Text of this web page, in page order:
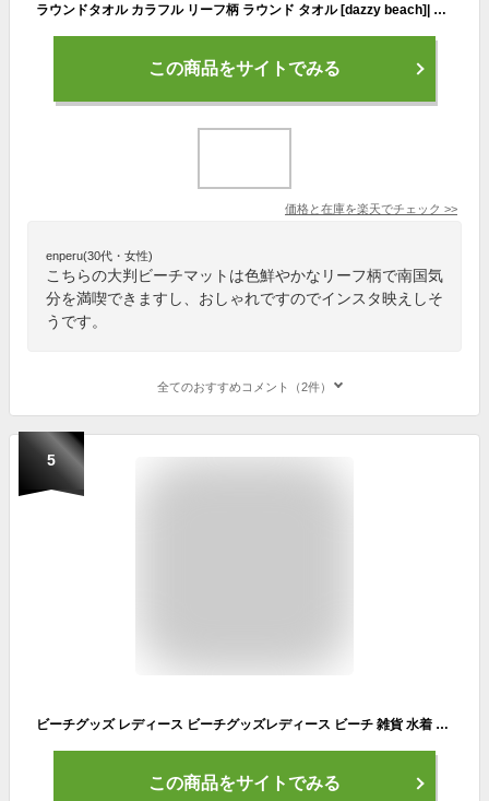
ラウンドタオル カラフル リーフ柄 ラウンド タオル [dazzy beach]| ラウンドビーチタオル ラウンド ビーチ マット ビーチタオル 大判 おしゃれ ビーチマット バスタオル ブランケット レディース 2020 水着 大人 女性
この商品をサイトでみる
価格と在庫を楽天でチェック >>
enperu(30代・女性)
こちらの大判ビーチマットは色鮮やかなリーフ柄で南国気
分を満喫できますし、おしゃれですのでインスタ映えしそ
うです。
全てのおすすめコメント（2件）
5
ビーチグッズ レディース ビーチグッズレディース ビーチ 雑貨 水着 セクシー エロ キャバ水着 キャバ SNS映え ビーチマット かわいい インスタ映え ビーチタオル 綿あめ 大判タオル インスタ映え Ryuyu ビーチウェア ビキニ 海 プール 海水 あす楽 送料無料
この商品をサイトでみる